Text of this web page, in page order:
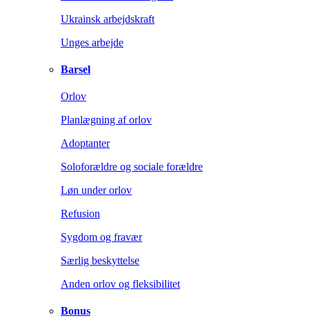
Ukrainsk arbejdskraft
Unges arbejde
Barsel
Orlov
Planlægning af orlov
Adoptanter
Soloforældre og sociale forældre
Løn under orlov
Refusion
Sygdom og fravær
Særlig beskyttelse
Anden orlov og fleksibilitet
Bonus